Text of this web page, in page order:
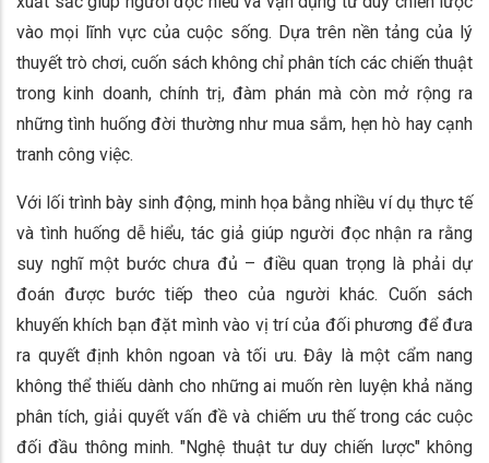
vào mọi lĩnh vực của cuộc sống. Dựa trên nền tảng của lý
thuyết trò chơi, cuốn sách không chỉ phân tích các chiến thuật
trong kinh doanh, chính trị, đàm phán mà còn mở rộng ra
những tình huống đời thường như mua sắm, hẹn hò hay cạnh
tranh công việc.
Với lối trình bày sinh động, minh họa bằng nhiều ví dụ thực tế
và tình huống dễ hiểu, tác giả giúp người đọc nhận ra rằng
suy nghĩ một bước chưa đủ – điều quan trọng là phải dự
đoán được bước tiếp theo của người khác. Cuốn sách
khuyến khích bạn đặt mình vào vị trí của đối phương để đưa
ra quyết định khôn ngoan và tối ưu. Đây là một cẩm nang
không thể thiếu dành cho những ai muốn rèn luyện khả năng
phân tích, giải quyết vấn đề và chiếm ưu thế trong các cuộc
đối đầu thông minh. "Nghệ thuật tư duy chiến lược" không